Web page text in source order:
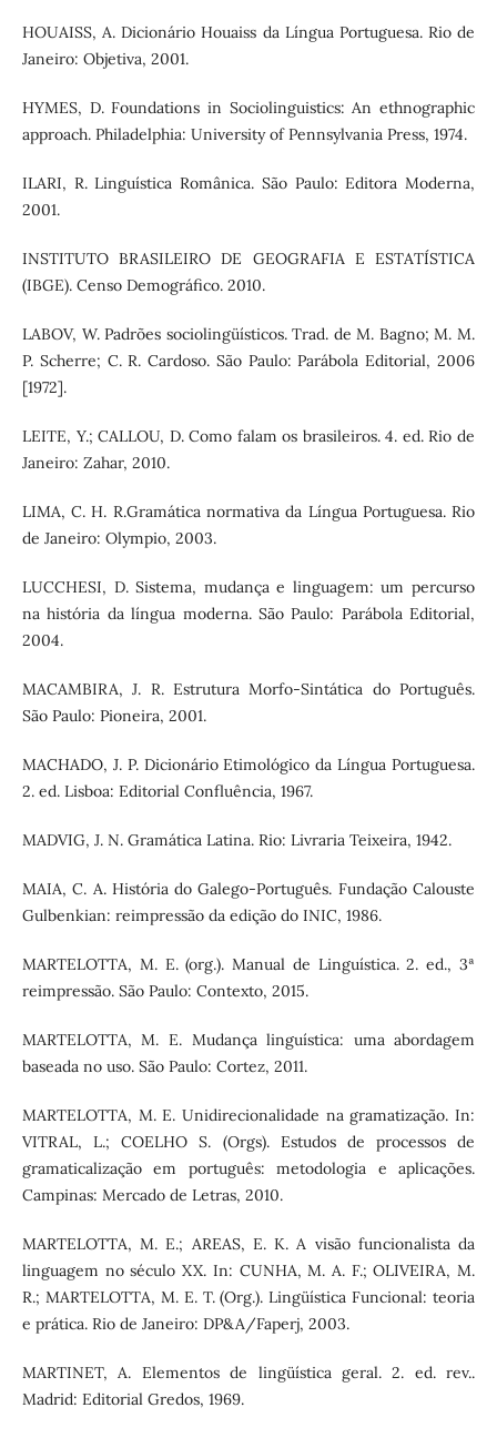
HOUAISS, A. Dicionário Houaiss da Língua Portuguesa. Rio de
Janeiro: Objetiva, 2001.
HYMES, D. Foundations in Sociolinguistics: An ethnographic
approach. Philadelphia: University of Pennsylvania Press, 1974.
ILARI, R. Linguística Românica. São Paulo: Editora Moderna,
2001.
INSTITUTO BRASILEIRO DE GEOGRAFIA E ESTATÍSTICA
(IBGE). Censo Demográfico. 2010.
LABOV, W. Padrões sociolingüísticos. Trad. de M. Bagno; M. M.
P. Scherre; C. R. Cardoso. São Paulo: Parábola Editorial, 2006
[1972].
LEITE, Y.; CALLOU, D. Como falam os brasileiros. 4. ed. Rio de
Janeiro: Zahar, 2010.
LIMA, C. H. R.Gramática normativa da Língua Portuguesa. Rio
de Janeiro: Olympio, 2003.
LUCCHESI, D. Sistema, mudança e linguagem: um percurso
na história da língua moderna. São Paulo: Parábola Editorial,
2004.
MACAMBIRA, J. R. Estrutura Morfo-Sintática do Português.
São Paulo: Pioneira, 2001.
MACHADO, J. P. Dicionário Etimológico da Língua Portuguesa.
2. ed. Lisboa: Editorial Confluência, 1967.
MADVIG, J. N. Gramática Latina. Rio: Livraria Teixeira, 1942.
MAIA, C. A. História do Galego-Português. Fundação Calouste
Gulbenkian: reimpressão da edição do INIC, 1986.
MARTELOTTA, M. E. (org.). Manual de Linguística. 2. ed., 3ª
reimpressão. São Paulo: Contexto, 2015.
MARTELOTTA, M. E. Mudança linguística: uma abordagem
baseada no uso. São Paulo: Cortez, 2011.
MARTELOTTA, M. E. Unidirecionalidade na gramatização. In:
VITRAL, L.; COELHO S. (Orgs). Estudos de processos de
gramaticalização em português: metodologia e aplicações.
Campinas: Mercado de Letras, 2010.
MARTELOTTA, M. E.; AREAS, E. K. A visão funcionalista da
linguagem no século XX. In: CUNHA, M. A. F.; OLIVEIRA, M.
R.; MARTELOTTA, M. E. T. (Org.). Lingüística Funcional: teoria
e prática. Rio de Janeiro: DP&A/Faperj, 2003.
MARTINET, A. Elementos de lingüística geral. 2. ed. rev..
Madrid: Editorial Gredos, 1969.